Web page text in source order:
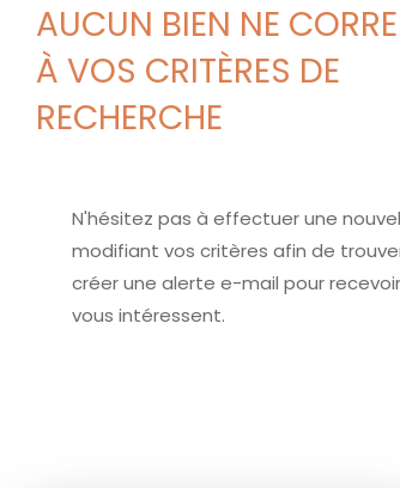
AUCUN BIEN NE
À VOS CRITÈRES DE
RECHERCHE
N'hésitez pas à effectuer une
modifiant vos critères afin de
créer une alerte e-mail pour
vous intéressent.